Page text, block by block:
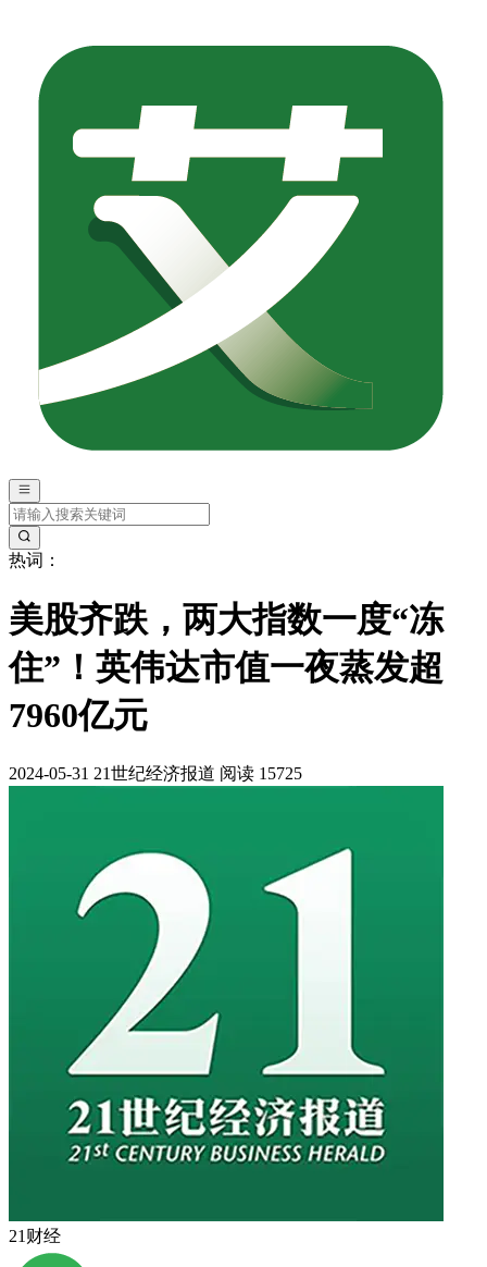
热词：
美股齐跌，两大指数一度“冻
住”！英伟达市值一夜蒸发超
7960亿元
2024-05-31 21世纪经济报道 阅读 15725
21财经